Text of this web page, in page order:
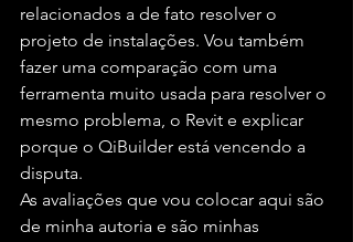
relacionados a de fato resolver o
projeto de instalações. Vou também
fazer uma comparação com uma
ferramenta muito usada para resolver o
mesmo problema, o Revit e explicar
porque o QiBuilder está vencendo a
disputa.
As avaliações que vou colocar aqui são
de minha autoria e são minhas